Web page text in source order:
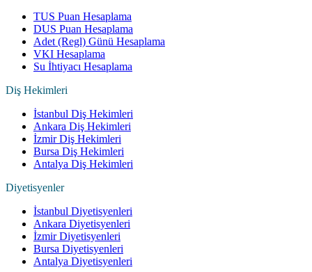
TUS Puan Hesaplama
DUS Puan Hesaplama
Adet (Regl) Günü Hesaplama
VKI Hesaplama
Su İhtiyacı Hesaplama
Diş Hekimleri
İstanbul Diş Hekimleri
Ankara Diş Hekimleri
İzmir Diş Hekimleri
Bursa Diş Hekimleri
Antalya Diş Hekimleri
Diyetisyenler
İstanbul Diyetisyenleri
Ankara Diyetisyenleri
İzmir Diyetisyenleri
Bursa Diyetisyenleri
Antalya Diyetisyenleri